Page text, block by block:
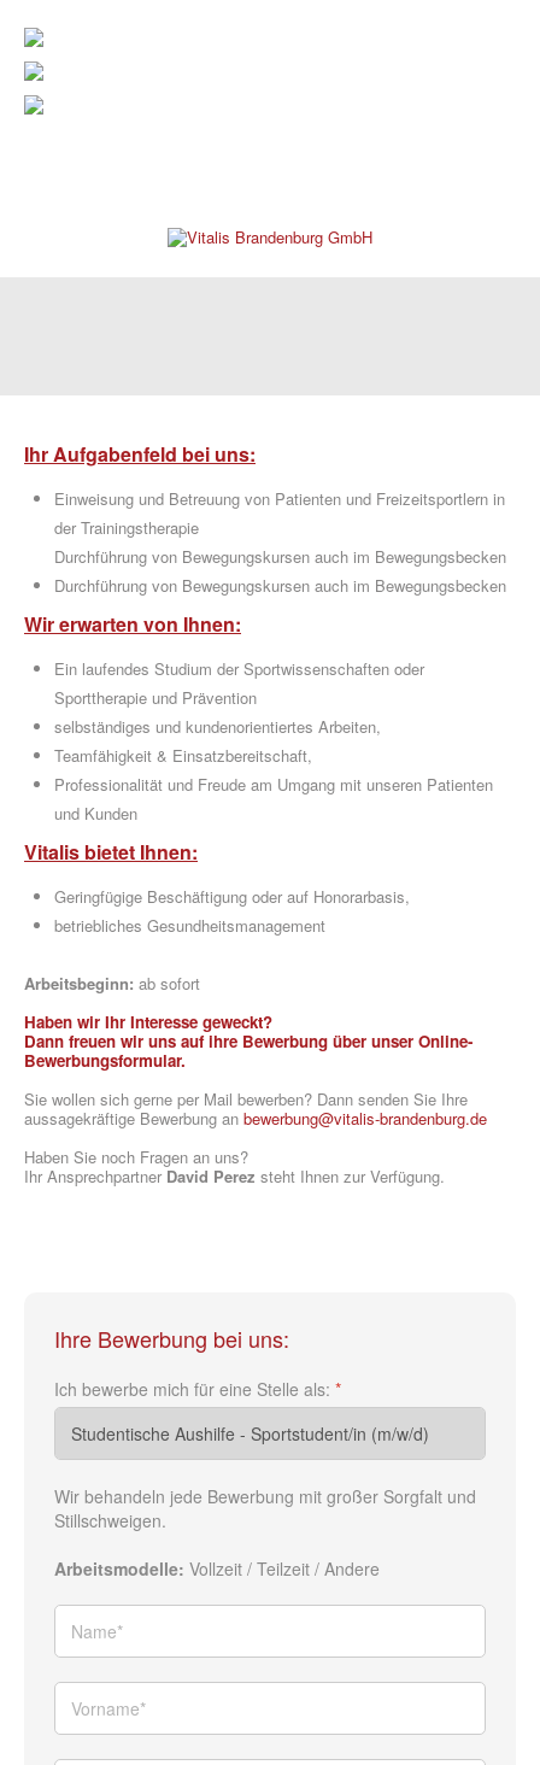
PRAXEN
GESUNDHEITSSPORT
MOBY
KIDS
ÜBER UNS
Ihr Aufgabenfeld bei uns:
Einweisung und Betreuung von Patienten und Freizeitsportlern in
der Trainingstherapie
Durchführung von Bewegungskursen auch im Bewegungsbecken
Durchführung von Bewegungskursen auch im Bewegungsbecken
Wir erwarten von Ihnen:
Ein laufendes Studium der Sportwissenschaften oder
Sporttherapie und Prävention
selbständiges und kundenorientiertes Arbeiten,
Teamfähigkeit & Einsatzbereitschaft,
Professionalität und Freude am Umgang mit unseren Patienten
und Kunden
Vitalis bietet Ihnen:
Geringfügige Beschäftigung oder auf Honorarbasis,
betriebliches Gesundheitsmanagement
Arbeitsbeginn: ab sofort
Haben wir Ihr Interesse geweckt?
Dann freuen wir uns auf ihre Bewerbung über unser Online-
Bewerbungsformular.
Sie wollen sich gerne per Mail bewerben? Dann senden Sie Ihre
aussagekräftige Bewerbung an bewerbung@vitalis-brandenburg.de
Haben Sie noch Fragen an uns?
Ihr Ansprechpartner David Perez steht Ihnen zur Verfügung.
Ihre Bewerbung bei uns:
Ich bewerbe mich für eine Stelle als: *
Wir behandeln jede Bewerbung mit großer Sorgfalt und
Stillschweigen.
Arbeitsmodelle: Vollzeit / Teilzeit / Andere